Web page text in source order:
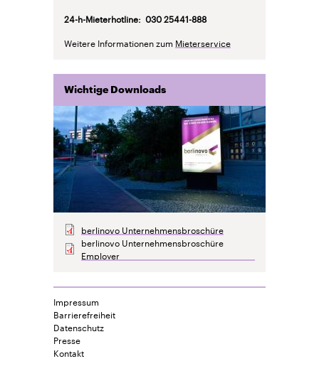
24-h-Mieterhotline: 030 25441-888
Weitere Informationen zum Mieterservice
Wichtige Downloads
berlinovo Unternehmensbroschüre
berlinovo Unternehmensbroschüre
Employer
Impressum
Barrierefreiheit
Datenschutz
Presse
Kontakt